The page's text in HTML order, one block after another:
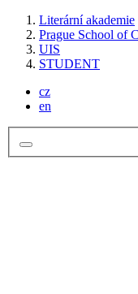
Literární akademie
Prague School of
UIS
STUDENT
cz
en